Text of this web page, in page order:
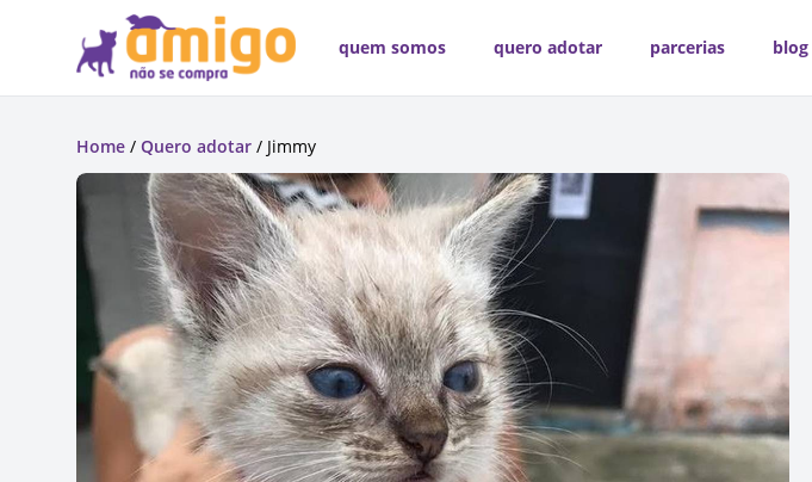
quem somos quero adotar parcerias blog
Home / Quero adotar / Jimmy